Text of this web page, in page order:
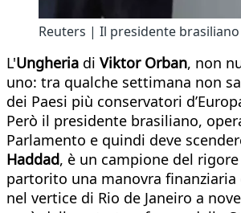
Reuters | Il presidente
L'Ungheria di Viktor Orban, non
uno: tra qualche settimana non
dei Paesi più conservatori
Però il presidente brasiliano,
Parlamento e quindi deve
Haddad, è un campione del
partorito una manovra
nel vertice di Rio de Janeiro a